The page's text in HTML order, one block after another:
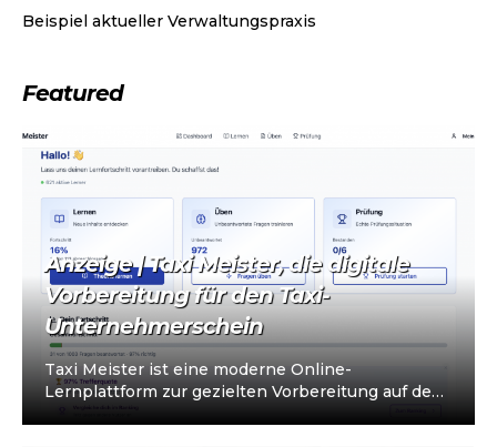
Beispiel aktueller Verwaltungspraxis
Featured
Anzeige | Taxi Meister, die digitale
Vorbereitung für den Taxi-
Unternehmerschein
Taxi Meister ist eine moderne Online-
Lernplattform zur gezielten Vorbereitung auf den